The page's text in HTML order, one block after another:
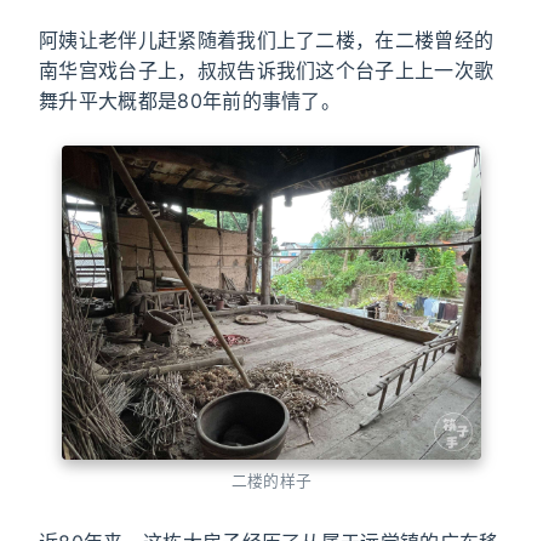
阿姨让老伴儿赶紧随着我们上了二楼，在二楼曾经的
南华宫戏台子上，叔叔告诉我们这个台子上上一次歌
舞升平大概都是80年前的事情了。
二楼的样子